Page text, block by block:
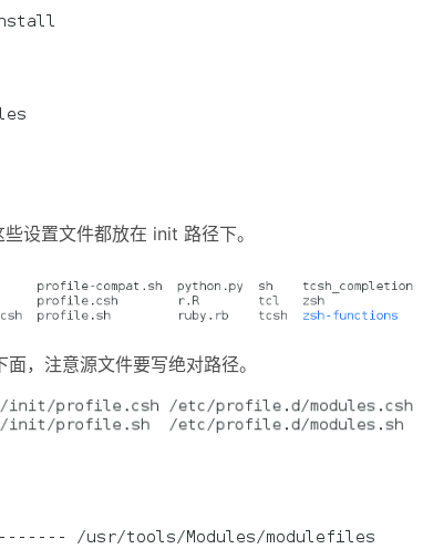
设置文件都放在 init 路径下。
，注意源文件要写绝对路径。